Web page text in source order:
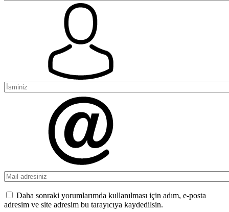
Daha sonraki yorumlarımda kullanılması için adım, e-posta
adresim ve site adresim bu tarayıcıya kaydedilsin.